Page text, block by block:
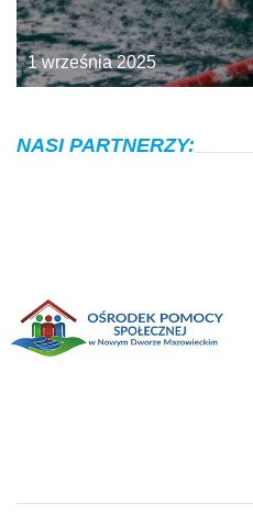
1 września 2025
NASI PARTNERZY: